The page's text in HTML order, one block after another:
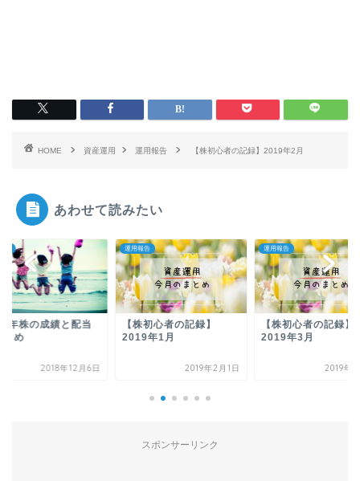
HOME 資産運用 運用報告 【株初心者の記録】2019年2月
あわせて読みたい
年株の成績と配当
とめ
2018年12月6日
運用報告
【株初心者の記録】
2019年1月
2019年2月1日
運用報告
【株初心者の記録】
2019年3月
2019年4
スポンサーリンク